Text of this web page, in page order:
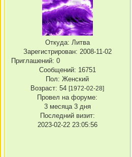
Откуда: Литва
Зарегистрирован: 2008-11-02
Приглашений: 0
Сообщений: 16751
Пол: Женский
Возраст: 54 [1972-02-28]
Провел на форуме:
3 месяца 3 дня
Последний визит:
2023-02-22 23:05:56